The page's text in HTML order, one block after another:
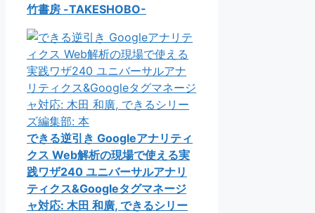
竹書房 -TAKESHOBO-
できる逆引き Googleアナリティ
クス Web解析の現場で使える実
践ワザ240 ユニバーサルアナリ
ティクス&Googleタグマネージ
ャ対応: 木田 和廣, できるシリー